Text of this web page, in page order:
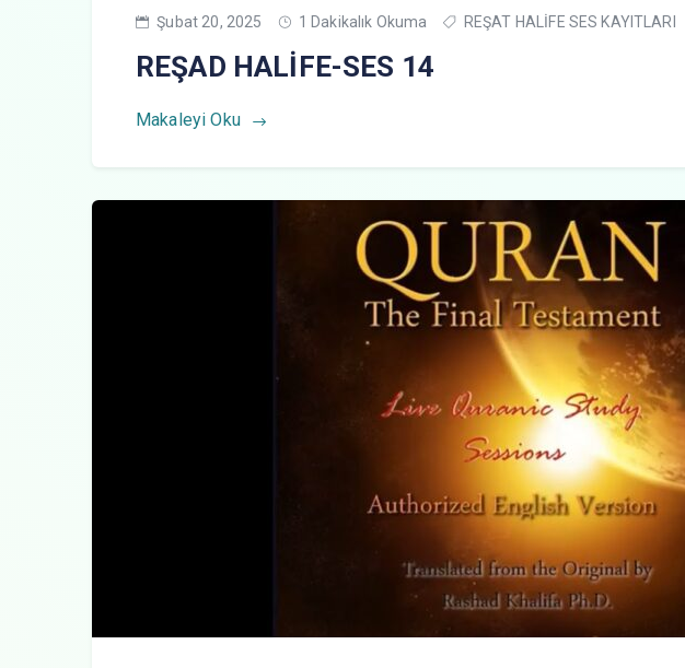
Şubat 20, 2025 1 Dakikalık Okuma REŞAT HALİFE SES KAYITLARI
REŞAD HALİFE-SES 14
Makaleyi Oku